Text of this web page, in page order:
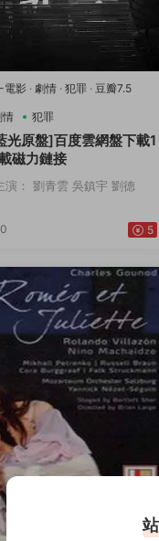
電影 · 劇情 · 犯罪 · 豆瓣7.5
情 犯罪
光原盤]百度雲網盤下載1
磁力鏈接
演： 劉青雲 吳鎮宇 劉德
5